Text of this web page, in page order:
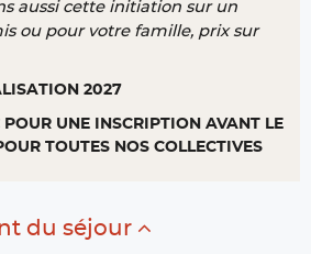
aussi cette initiation sur un
ou pour votre famille, prix sur
2027
UNE INSCRIPTION AVANT LE
TOUTES NOS COLLECTIVES
du séjour